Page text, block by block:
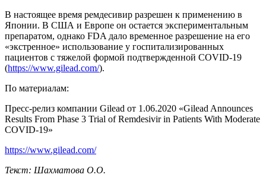
В настоящее время ремдесивир разрешен к применению в
Японии. В США и Европе он остается экспериментальным
препаратом, однако FDA дало временное разрешение на его
«экстренное» использование у госпитализированных
пациентов с тяжелой формой подтвержденной COVID-19
(https://www.gilead.com/).
По материалам:
Пресс-релиз компании Gilead от 1.06.2020 «Gilead Announces
Results From Phase 3 Trial of Remdesivir in Patients With Moderate
COVID-19»
https://www.gilead.com/
Текст: Шахматова О.О.